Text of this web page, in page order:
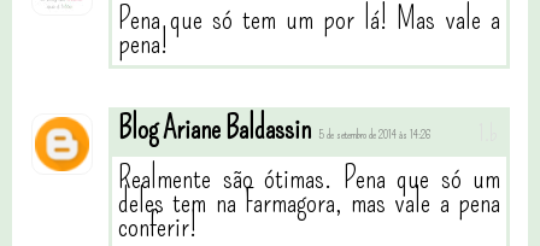
Pena que só tem um por lá! Mas vale a
pena!
Blog Ariane Baldassin 5 de setembro de 2014 às 14:26
Realmente são ótimas. Pena que só um
deles tem na Farmagora, mas vale a pena
conferir!